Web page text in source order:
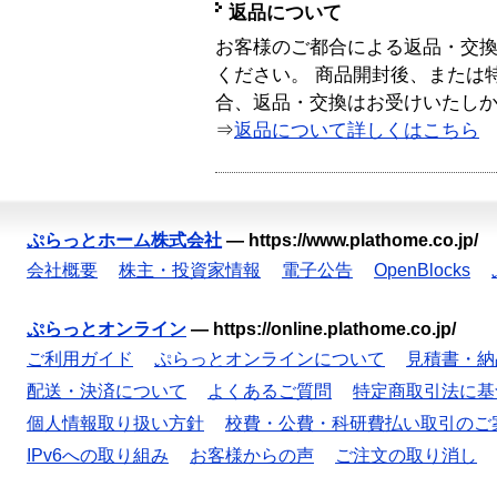
返品について
お客様のご都合による返品・交
ください。 商品開封後、または
合、返品・交換はお受けいたし
⇒返品について詳しくはこちら
ぷらっとホーム株式会社 — https://www.plathome.co.jp/
会社概要
株主・投資家情報 電子公告 OpenBlocks
ぷらっとオンライン — https://online.plathome.co.jp/
ご利用ガイド
ぷらっとオンラインについて
見積書・
配送・決済について
よくあるご質問
特定商取引法に
個人情報取り扱い方針
校費・公費・科研費払い取引のご
IPv6への取り組み
お客様からの声 ご注文の取り消し